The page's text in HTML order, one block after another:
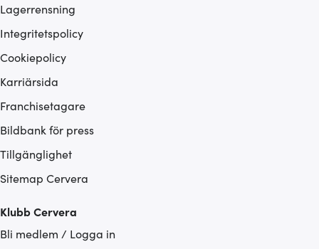
Lagerrensning
Integritetspolicy
Cookiepolicy
Karriärsida
Franchisetagare
Bildbank för press
Tillgänglighet
Sitemap Cervera
Klubb Cervera
Bli medlem / Logga in